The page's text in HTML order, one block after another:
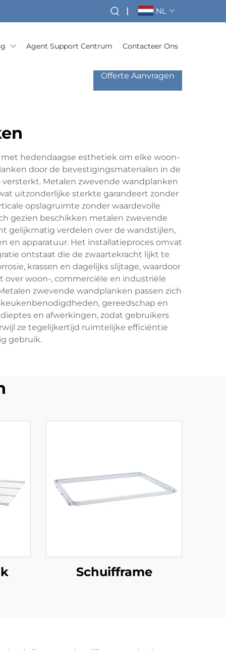
| NL
Agent Support Centrum Contacteer Ons
Offerte Aanvragen
hedendaagse esthetiek om elke woon-
door de bevestigingsmaterialen in de
Metalen zwevende wandplanken
uitzonderlijke sterkte garandeert zonder
opslagruimte zonder waardevolle
gezien beschikken metalen zwevende
gelijkmatig verdelen over de wandstijlen,
en apparatuur. Het installatieproces omvat
ontstaat die de zwaartekracht lijkt te
krassen en dagelijks slijtage, waardoor
over woon-, commerciële en industriële
zwevende wandplanken passen zich
gereedschap en
en afwerkingen, zodat gebruikers
ze tegelijkertijd ruimtelijke efficiëntie
gebruik.
Schuifframe